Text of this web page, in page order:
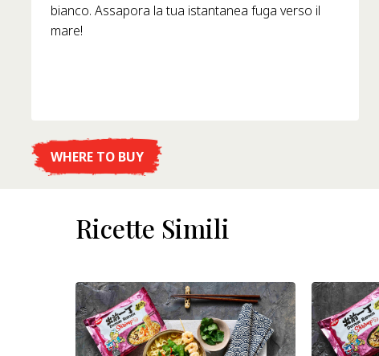
bianco. Assapora la tua istantanea fuga verso il
mare!
WHERE TO BUY
Ricette Simili